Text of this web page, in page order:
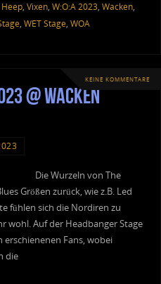
, Vixen, W:O:A 2023, Wacken,
, WET Stage, WOA
KEINE KOMMENTARE
@ Wacken
Die Wurzeln von The
Größen zurück, wie z.B. Led
fühlen sich die Nordiren zu
wohl. Auf der Headbanger Stage
Fans, wobei
die